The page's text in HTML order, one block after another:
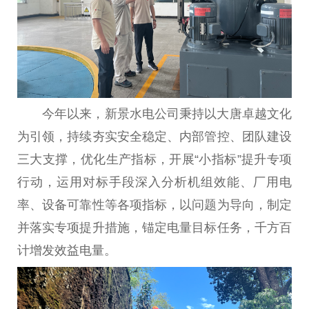
今年以来，新景水电公司秉持以大唐卓越文化
为引领，持续夯实安全稳定、内部管控、团队建设
三大支撑，优化生产指标，开展“小指标”提升专项
行动，运用对标手段深入分析机组效能、厂用电
率、设备可靠性等各项指标，以问题为导向，制定
并落实专项提升措施，锚定电量目标任务，千方百
计增发效益电量。